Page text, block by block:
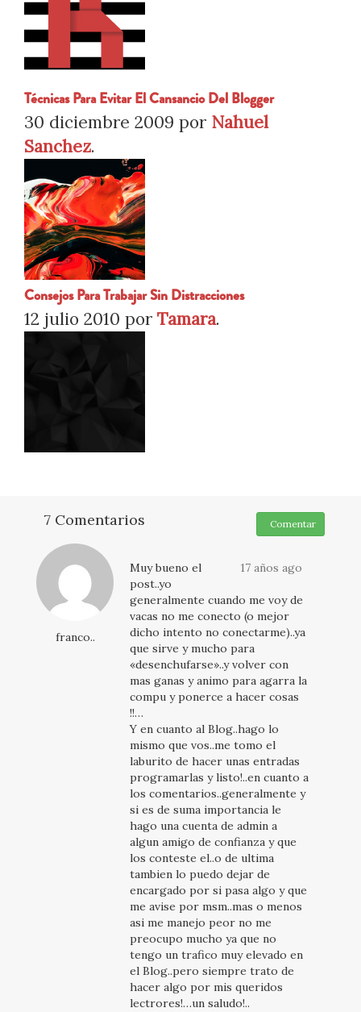
Técnicas Para Evitar El Cansancio Del Blogger
30 diciembre 2009 por Nahuel
Sanchez.
Consejos Para Trabajar Sin Distracciones
12 julio 2010 por Tamara.
7 Comentarios Comentar
franco..
17 años ago
Muy bueno el
post..yo
generalmente cuando me voy de
vacas no me conecto (o mejor
dicho intento no conectarme)..ya
que sirve y mucho para
«desenchufarse»..y volver con
mas ganas y animo para agarra la
compu y ponerce a hacer cosas
!!…
Y en cuanto al Blog..hago lo
mismo que vos..me tomo el
laburito de hacer unas entradas
programarlas y listo!..en cuanto a
los comentarios..generalmente y
si es de suma importancia le
hago una cuenta de admin a
algun amigo de confianza y que
los conteste el..o de ultima
tambien lo puedo dejar de
encargado por si pasa algo y que
me avise por msm..mas o menos
asi me manejo peor no me
preocupo mucho ya que no
tengo un trafico muy elevado en
el Blog..pero siempre trato de
hacer algo por mis queridos
lectrores!…un saludo!..